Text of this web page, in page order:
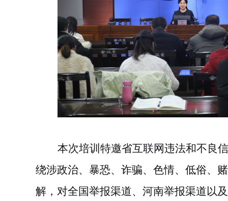
本次培训特邀省互联网违法和不良
绕涉政治、暴恐、诈骗、色情、低俗、
解，对全国举报渠道、河南举报渠道以